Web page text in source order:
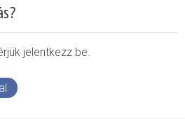
jelentkezz be.